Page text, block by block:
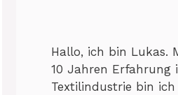
Hallo, ich bin Lukas.
10 Jahren Erfahrung
Textilindustrie bin